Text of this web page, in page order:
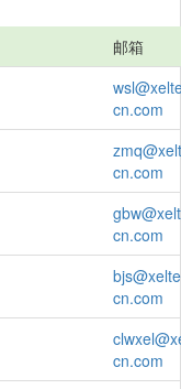
邮箱
cn.com
cn.com
cn.com
cn.com
cn.com